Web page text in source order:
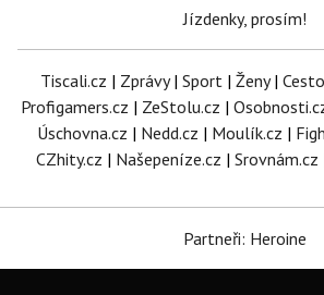
Jízdenky, prosím!
Tiscali.cz | Zprávy| Sport | Ženy|
Profigamers.cz | ZeStolu.cz |
Úschovna.cz | Nedd.cz | Moulík.cz |
CZhity.cz | Našepeníze.cz | Srovnám.cz
Partneři: Heroine